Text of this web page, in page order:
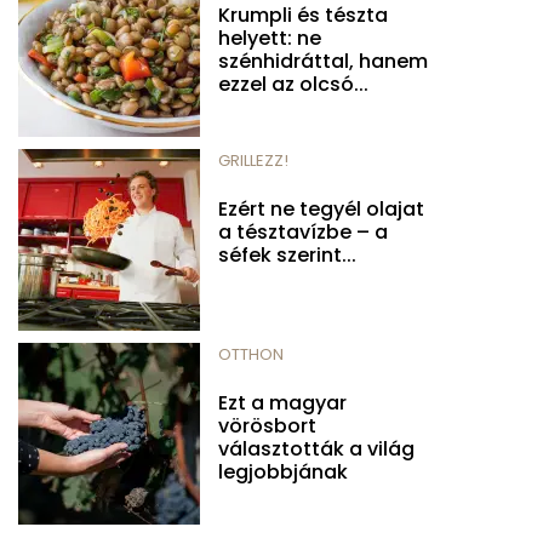
Krumpli és tészta
helyett: ne
szénhidráttal, hanem
ezzel az olcsó...
GRILLEZZ!
Ezért ne tegyél olajat
a tésztavízbe – a
séfek szerint...
OTTHON
Ezt a magyar
vörösbort
választották a világ
legjobbjának